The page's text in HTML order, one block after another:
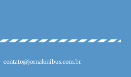
contato@jornalonibus.com.br